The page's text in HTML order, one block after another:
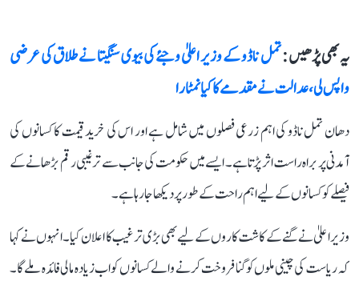
یہ بھی پڑھیں :تمل ناڈو کے وزیر اعلیٰ وجئے کی بیوی سنگیتا نے طلاق کی عرضی
واپس لی، عدالت نے مقدمے کا کیا نمٹارا
دھان تمل ناڈو کی اہم زرعی فصلوں میں شامل ہے اور اس کی خرید قیمت کا کسانوں کی
آمدنی پر براہ راست اثر پڑتا ہے۔ ایسے میں حکومت کی جانب سے ترغیبی رقم بڑھانے کے
فیصلے کو کسانوں کے لیے اہم راحت کے طور پر دیکھا جا رہا ہے۔
وزیر اعلیٰ نے گنے کے کاشت کاروں کے لیے بھی بڑی ترغیب کا اعلان کیا۔ انہوں نے کہا
کہ ریاست کی چینی ملوں کو گنا فروخت کرنے والے کسانوں کو اب زیادہ مالی فائدہ ملے گا۔